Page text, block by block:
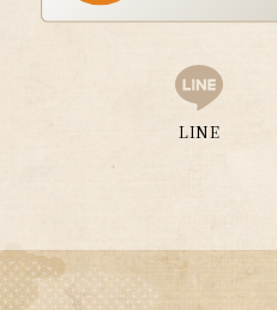
LINE